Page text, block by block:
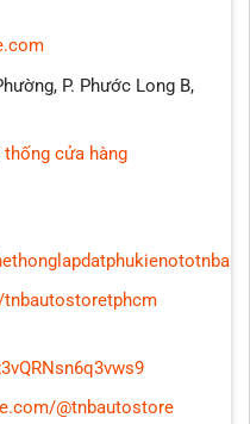
P. Phước Long B,
thống cửa hàng
@tnbautostore